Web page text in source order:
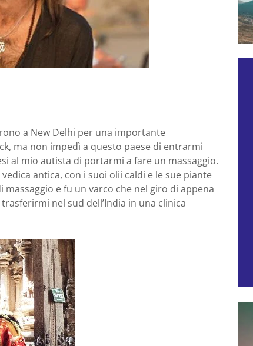
a New Delhi per una importante
ma non impedì a questo paese di entrarmi
al mio autista di portarmi a fare un massaggio.
antica, con i suoi olii caldi e le sue piante
e fu un varco che nel giro di appena
nel sud dell’India in una clinica